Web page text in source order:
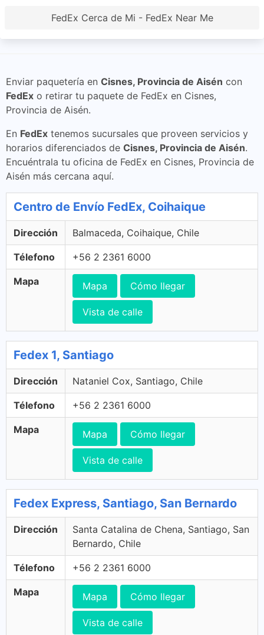
FedEx Cerca de Mi - FedEx Near Me
Enviar paquetería en Cisnes, Provincia de Aisén con
FedEx o retirar tu paquete de FedEx en Cisnes,
Provincia de Aisén.
En FedEx tenemos sucursales que proveen servicios y
horarios diferenciados de Cisnes, Provincia de Aisén.
Encuéntrala tu oficina de FedEx en Cisnes, Provincia de
Aisén más cercana aquí.
Centro de Envío FedEx, Coihaique
Dirección Balmaceda, Coihaique, Chile
Télefono +56 2 2361 6000
Mapa Mapa Cómo llegar
Vista de calle
Fedex 1, Santiago
Dirección Nataniel Cox, Santiago, Chile
Télefono +56 2 2361 6000
Mapa Mapa Cómo llegar
Vista de calle
Fedex Express, Santiago, San Bernardo
Dirección
Santa Catalina de Chena, Santiago, San
Bernardo, Chile
Télefono +56 2 2361 6000
Mapa Mapa Cómo llegar
Vista de calle